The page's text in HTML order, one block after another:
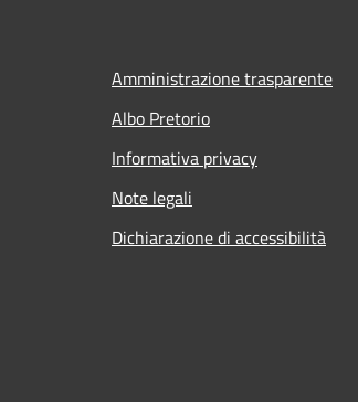
Amministrazione trasparente
Albo Pretorio
Informativa privacy
Note legali
Dichiarazione di accessibilità